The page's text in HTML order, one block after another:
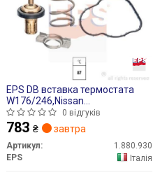
EPS DB вставка термостата
W176/246,Nissan
Juke,Qashqai,Renault
0 відгуків
783 ₴ завтра
Артикул:
1.880.930
EPS
Італія